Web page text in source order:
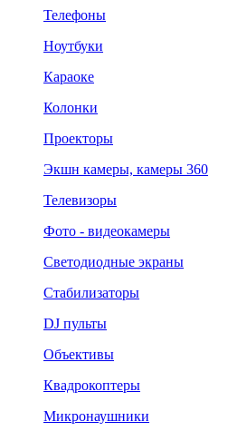
Телефоны
Ноутбуки
Караоке
Колонки
Проекторы
Экшн камеры, камеры 360
Телевизоры
Фото - видеокамеры
Светодиодные экраны
Стабилизаторы
DJ пульты
Объективы
Квадрокоптеры
Микронаушники